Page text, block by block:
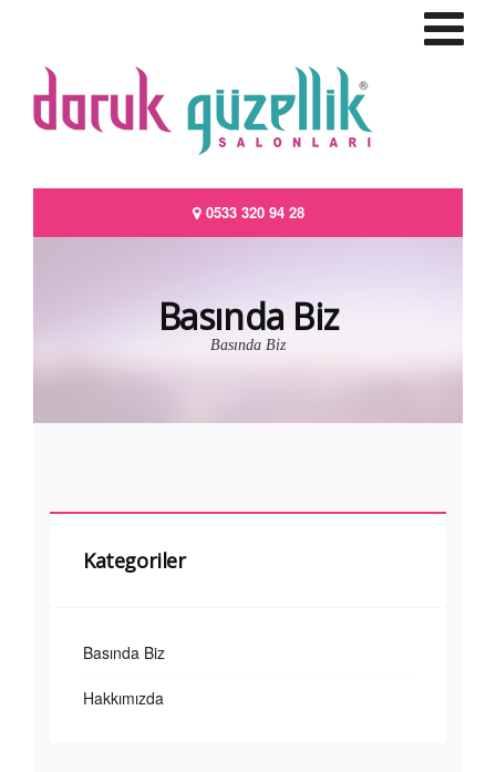
0533 320 94 28
Basında Biz
Basında Biz
Kategoriler
Basında Biz
Hakkımızda